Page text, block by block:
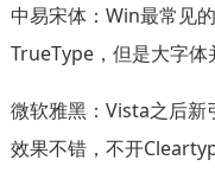
中易宋体：Win最常见
TrueType，但是大字体
微软雅黑：Vista之后
效果不错，不开